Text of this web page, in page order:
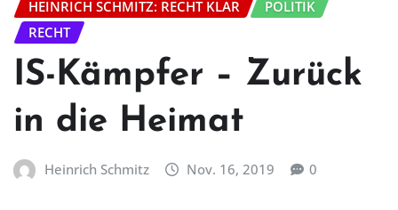
HEINRICH SCHMITZ: RECHT KLAR
POLITIK
RECHT
IS-Kämpfer – Zurück
in die Heimat
Heinrich Schmitz Nov. 16, 2019 0